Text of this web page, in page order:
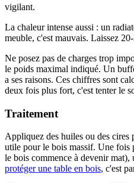
vigilant.
La chaleur intense aussi : un
meuble, c'est mauvais. Laissez
Ne posez pas de charges trop
le poids maximal indiqué. Un
a ses raisons. Ces chiffres sont
deux fois plus fort, c'est tenter le
Traitement
Appliquez des huiles ou des
utile pour le bois massif. Une fois
le bois commence à devenir mat),
protéger une table en bois, c'est